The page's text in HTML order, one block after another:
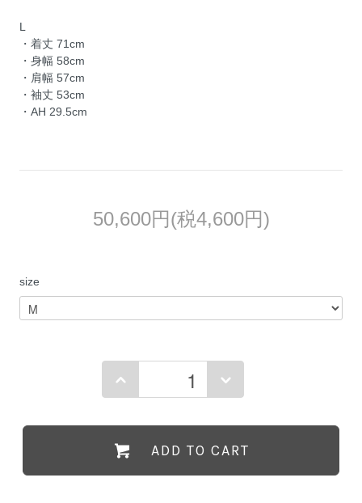
L
・着丈 71cm
・身幅 58cm
・肩幅 57cm
・袖丈 53cm
・AH 29.5cm
50,600円(税4,600円)
size
ADD TO CART